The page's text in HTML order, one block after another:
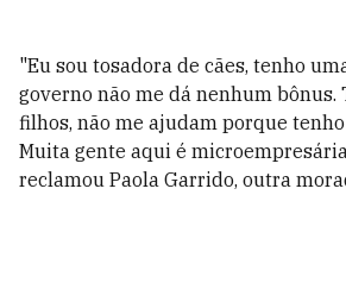
"Eu sou tosadora de cães, tenho
governo não me dá nenhum bônus.
filhos, não me ajudam porque
Muita gente aqui é
reclamou Paola Garrido, outra